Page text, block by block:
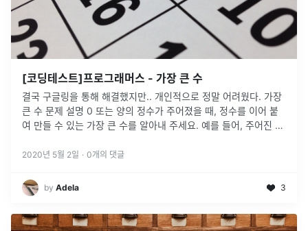
[코딩테스트]프로그래머스 - 가장 큰 수
결국 구글링을 통해 해결했지만.. 개인적으로 정말 어려웠다. 가장
큰 수 문제 설명 0 또는 양의 정수가 주어졌을 때, 정수를 이어 붙
여 만들 수 있는 가장 큰 수를 알아내 주세요. 예를 들어, 주어진 정
2020년 5월 2일 · 0개의 댓글
by Adela 3